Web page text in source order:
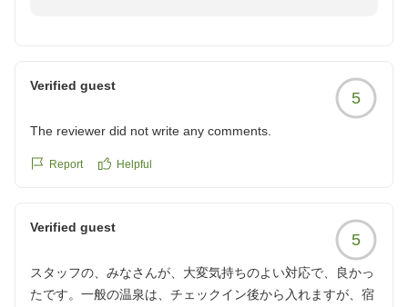
思います。
今後もより良いサービスを目指して努力してまいりま
うございます。
Verified guest
5
The reviewer did not write any comments.
Report Helpful
Verified guest
5
スタッフの、みなさんが、大変気持ちのよい対応で、良かっ
たです。一般の温泉は、チェックイン後から入れますが、宿